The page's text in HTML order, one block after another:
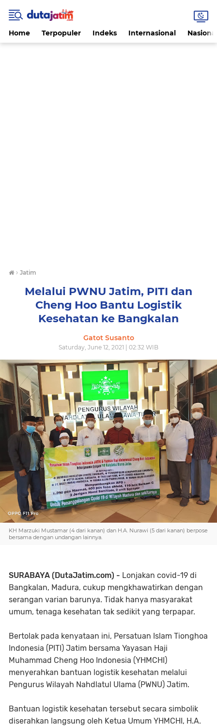
Home Terpopuler Indeks Internasional
› Jatim
Melalui PWNU Jatim, PITI dan
Cheng Hoo Bantu Logistik
Kesehatan ke Bangkalan
Gatot Susanto
Saturday, June 12, 2021 | 02:32 WIB
KH Marzuki Mustamar (4 dari kanan) dan H.A. Nurawi (5 dari kanan) berpose
bersama dengan undangan lainnya.
SURABAYA (DutaJatim.com) - Lonjakan covid-19 di
Bangkalan, Madura, cukup mengkhawatirkan dengan
serangan varian barunya. Tidak hanya masyarakat
umum, tenaga kesehatan tak sedikit yang terpapar.
Bertolak pada kenyataan ini, Persatuan Islam Tionghoa
Indonesia (PITI) Jatim bersama Yayasan Haji
Muhammad Cheng Hoo Indonesia (YHMCHI)
menyerahkan bantuan logistik kesehatan melalui
Pengurus Wilayah Nahdlatul Ulama (PWNU) Jatim.
Bantuan logistik kesehatan tersebut secara simbolik
diserahkan langsung oleh Ketua Umum YHMCHI, H.A.